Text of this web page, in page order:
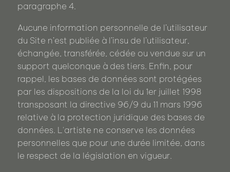
paragraphe 4.
Aucune information personnelle de l’utilisateur
du Site n’est publiée à l’insu de l’utilisateur,
échangée, transférée, cédée ou vendue sur un
support quelconque à des tiers. Enfin, pour
rappel, les bases de données sont protégées
par les dispositions de la loi du 1er juillet 1998
transposant la directive 96/9 du 11 mars 1996
relative à la protection juridique des bases de
données. L'artiste ne conserve les données
personnelles que pour une durée limitée, dans
le respect de la législation en vigueur.